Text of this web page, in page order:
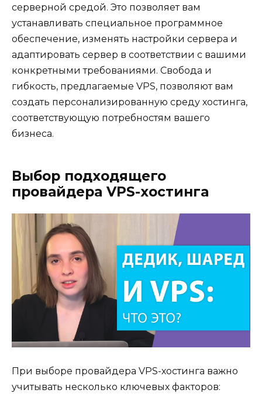
серверной средой. Это позволяет вам
устанавливать специальное программное
обеспечение, изменять настройки сервера и
адаптировать сервер в соответствии с вашими
конкретными требованиями. Свобода и
гибкость, предлагаемые VPS, позволяют вам
создать персонализированную среду хостинга,
соответствующую потребностям вашего
бизнеса.
Выбор подходящего
провайдера VPS-хостинга
При выборе провайдера VPS-хостинга важно
учитывать несколько ключевых факторов: